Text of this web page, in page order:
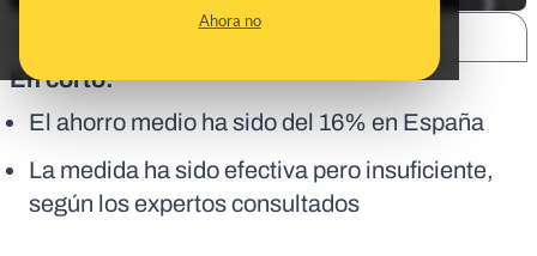
Ahora no
En corto:
El ahorro medio ha sido del 16% en España
La medida ha sido efectiva pero insuficiente,
según los expertos consultados